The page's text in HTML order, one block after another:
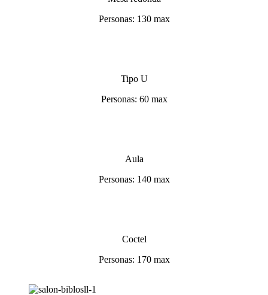
Personas: 130 max
Tipo U
Personas: 60 max
Aula
Personas: 140 max
Coctel
Personas: 170 max